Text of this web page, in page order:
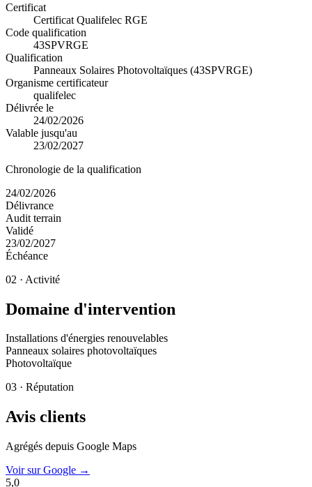
Certificat
Certificat Qualifelec RGE
Code qualification
43SPVRGE
Qualification
Panneaux Solaires Photovoltaïques (43SPVRGE)
Organisme certificateur
qualifelec
Délivrée le
24/02/2026
Valable jusqu'au
23/02/2027
Chronologie de la qualification
24/02/2026
Délivrance
Audit terrain
Validé
23/02/2027
Échéance
02 · Activité
Domaine d'intervention
Installations d'énergies renouvelables
Panneaux solaires photovoltaïques
Photovoltaïque
03 · Réputation
Avis clients
Agrégés depuis Google Maps
Voir sur Google →
5,0